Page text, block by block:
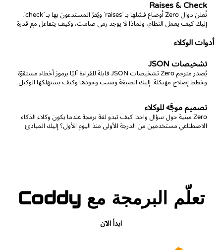
Raises & Check
تُعلن دوال Zero أوضاع فشلها بـ `raises` ويُقرّ المستدعون بها بـ `check`.
إليك كيف يعمل النظام، ولماذا لا يوجد رمي صامت، وكيف يتفاعل مع قدرة
أدوات الوكلاء
تشخيصات JSON
يُصدر مترجم Zero تشخيصات JSON قابلة للقراءة آليًا برموز أخطاء مستقرّة
وخطط إصلاح مهيكلة. إليك الصيغة وسبب وجودها وكيف يستهلكها الوكيل.
تصميم موجَّه للوكلاء
‏Zero مبنية حول سؤال واحد: كيف تبدو لغة برمجة عندما يكون وكلاء الذكاء
الاصطناعي مستخدمين من الدرجة الأولى منذ اليوم الأول؟ إليك المبادئ
تعلّم البرمجة مع Coddy
ابدأ الآن